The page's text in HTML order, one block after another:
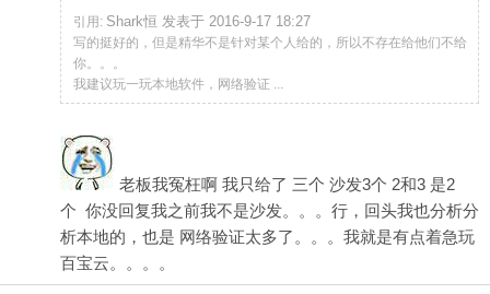
引用: Shark恒 发表于 2016-9-17 18:27
写的挺好的，但是精华不是针对某个人给的，所以不存在给他们不给
你。。。
我建议玩一玩本地软件，网络验证 ...
老板我冤枉啊 我只给了 三个 沙发3个 2和3 是2
个 你没回复我之前我不是沙发。。。行，回头我也分析分
析本地的，也是 网络验证太多了。。。我就是有点着急玩
百宝云。。。。